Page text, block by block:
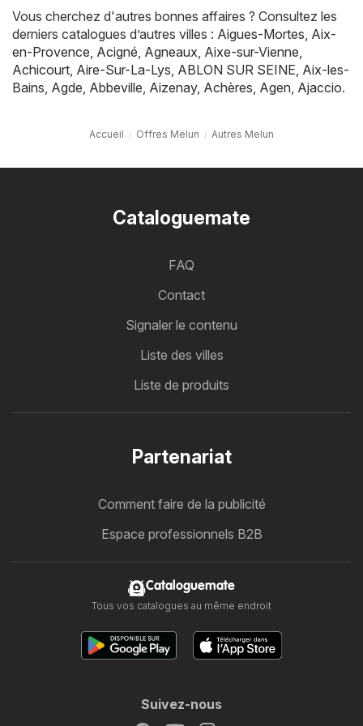
Vous cherchez d'autres bonnes affaires ? Consultez les
derniers catalogues d’autres villes : Aigues-Mortes, Aix-
en-Provence, Acigné, Agneaux, Aixe-sur-Vienne,
Achicourt, Aire-Sur-La-Lys, ABLON SUR SEINE, Aix-les-
Bains, Agde, Abbeville, Aizenay, Achères, Agen, Ajaccio.
Accueil Offres Melun Autres Melun
Cataloguemate
FAQ
Contact
Signaler le contenu
Liste des villes
Liste de produits
Partenariat
Comment faire de la publicité
Espace professionnels B2B
Cataloguemate
Tous vos catalogues au même endroit
Suivez-nous